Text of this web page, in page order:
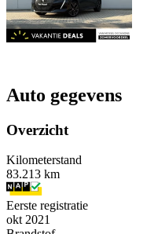
Auto gegevens
Overzicht
Kilometerstand
83.213 km
Eerste registratie
okt 2021